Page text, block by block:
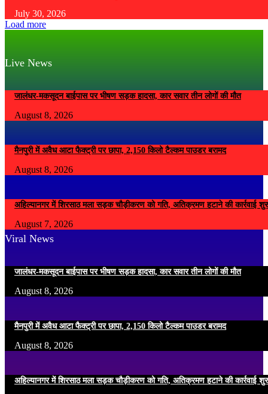
July 30, 2026
Load more
Live News
जालंधर-मकसूदन बाईपास पर भीषण सड़क हादसा, कार सवार तीन लोगों की मौत
August 8, 2026
मैनपुरी में अवैध आटा फैक्ट्री पर छापा, 2,150 किलो टैल्कम पाउडर बरामद
August 8, 2026
अहिल्यानगर में शिरसाठ मला सड़क चौड़ीकरण को गति, अतिक्रमण हटाने की कार्रवाई
August 7, 2026
Viral News
जालंधर-मकसूदन बाईपास पर भीषण सड़क हादसा, कार सवार तीन लोगों की मौत
August 8, 2026
मैनपुरी में अवैध आटा फैक्ट्री पर छापा, 2,150 किलो टैल्कम पाउडर बरामद
August 8, 2026
अहिल्यानगर में शिरसाठ मला सड़क चौड़ीकरण को गति, अतिक्रमण हटाने की कार्रवाई